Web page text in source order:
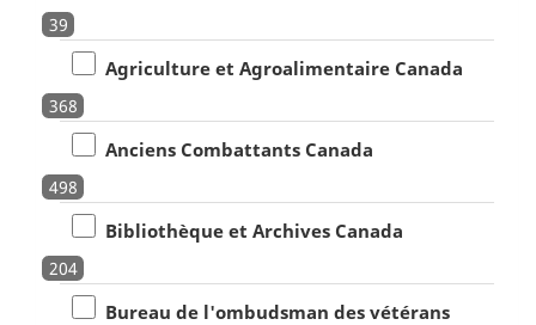
39
Agriculture et Agroalimentaire Canada
368
Anciens Combattants Canada
498
Bibliothèque et Archives Canada
204
Bureau de l'ombudsman des vétérans